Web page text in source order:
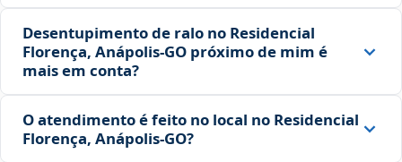
Desentupimento de ralo no Residencial
Florença, Anápolis‑GO próximo de mim é
mais em conta?
O atendimento é feito no local no Residencial
Florença, Anápolis‑GO?